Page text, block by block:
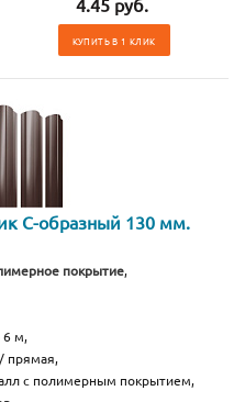
4.45 руб.
КУПИТЬ В 1 КЛИК
С-образный 130 мм.
покрытие,
6 м,
прямая,
с полимерным покрытием,